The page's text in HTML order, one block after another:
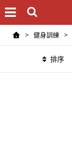
> 健身訓練 >
排序